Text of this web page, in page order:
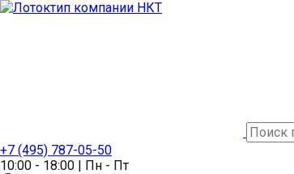
+7 (495) 787-05-50
10:00 - 18:00 | Пн - Пт